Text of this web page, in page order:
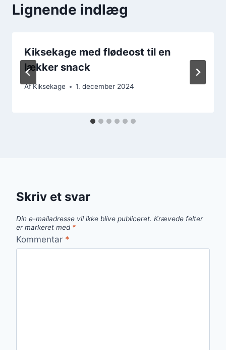
Lignende indlæg
Kiksekage med flødeost til en
lækker snack
AfKiksekage 1. december 2024
Skriv et svar
Din e-mailadresse vil ikke blive publiceret. Krævede felter
er markeret med *
Kommentar *